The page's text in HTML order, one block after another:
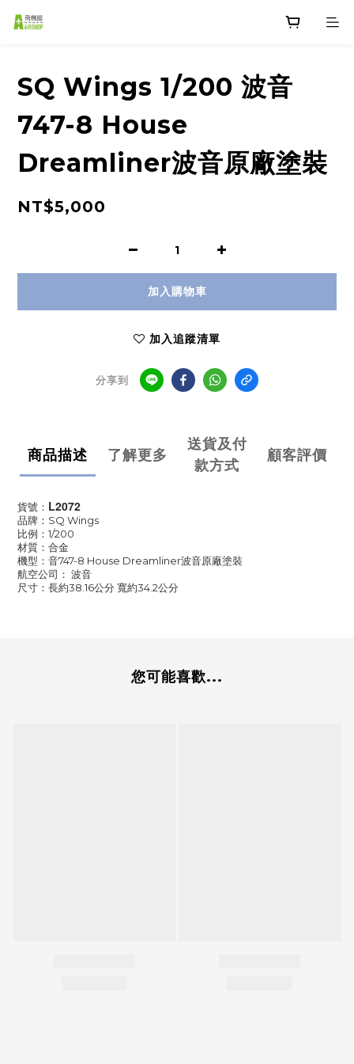
SQ Wings 1/200 波音
747-8 House
Dreamliner波音原廠塗裝
NT$5,000
加入購物車
加入追蹤清單
分享到
商品描述 了解更多
送貨及付
款方式
顧客評價
貨號： L2072
品牌：SQ Wings
比例：1/200
材質：合金
機型：音747-8 House Dreamliner波音原廠塗裝
航空公司： 波音
尺寸：長約38.16公分 寬約34.2公分
您可能喜歡...